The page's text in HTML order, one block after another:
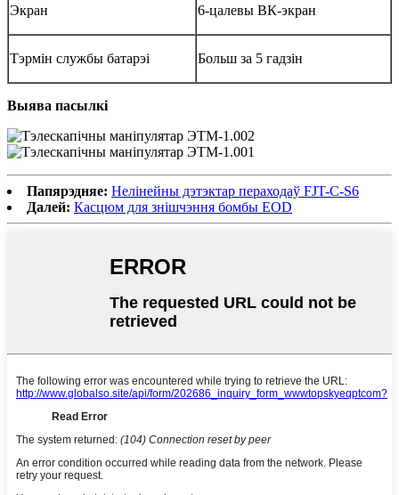
Экран 6-цалевы ВК-экран
Тэрмін службы батарэі Больш за 5 гадзін
Выява пасылкі
Папярэдняе: Нелінейны дэтэктар пераходаў FJT-C-S6
Далей: Касцюм для знішчэння бомбы EOD